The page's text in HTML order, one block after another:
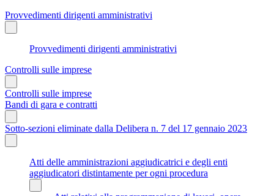
Provvedimenti dirigenti amministrativi
Provvedimenti dirigenti amministrativi
Controlli sulle imprese
Controlli sulle imprese
Bandi di gara e contratti
Sotto-sezioni eliminate dalla Delibera n. 7 del 17 gennaio 2023
Atti delle amministrazioni aggiudicatrici e degli enti
aggiudicatori distintamente per ogni procedura